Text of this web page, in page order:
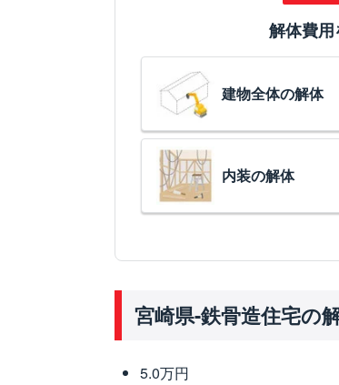
解体費
建物全体の解体
内装の解体
宮崎県-鉄骨造住宅の
5.0万円